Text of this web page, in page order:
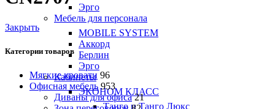
Эрго
Мебель для персонала
MOBILE SYSTEM
Аккорд
Берлин
Эрго
Кабинеты
ЭКОНОМ КЛАСС
Танго и Танго Люкс
Закрыть
Категории товаров
Мягкие кровати 96
Офисная мебель 953
Диваны для офиса 21